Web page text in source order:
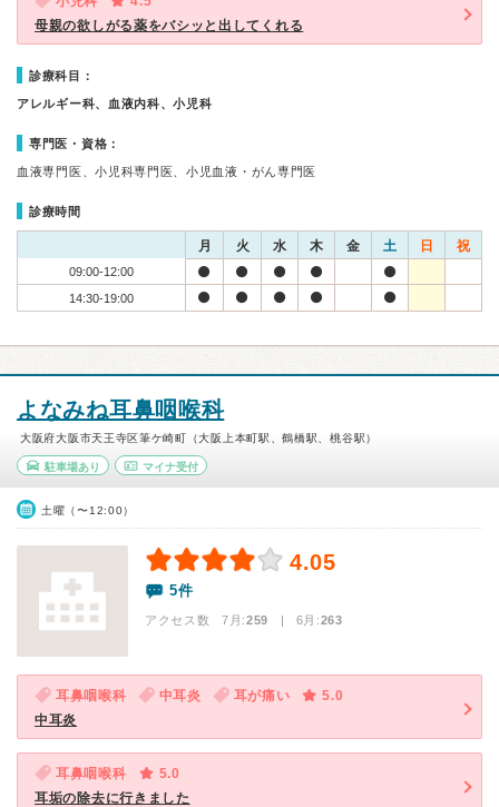
母親の欲しがる薬をバシッと出してくれる
診療科目：
アレルギー科、血液内科、小児科
専門医・資格：
血液専門医、小児科専門医、小児血液・がん専門医
診療時間
月 火 水 木 金 土 日 祝
09:00-12:00
14:30-19:00
よなみね耳鼻咽喉科
大阪府大阪市天王寺区筆ケ崎町（大阪上本町駅、鶴橋駅、桃谷駅）
駐車場あり マイナ受付
土曜（〜12:00）
4.05
5件
アクセス数 7月:259 | 6月:263
耳鼻咽喉科 中耳炎 耳が痛い
5.0
中耳炎
耳鼻咽喉科
5.0
耳垢の除去に行きました